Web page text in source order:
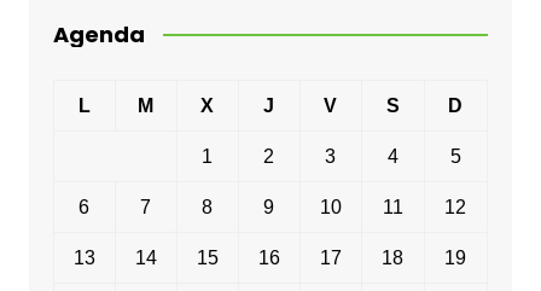
Agenda
L M X J V S D
1 2 3 4 5
6 7 8 9 10 11 12
13 14 15 16 17 18 19